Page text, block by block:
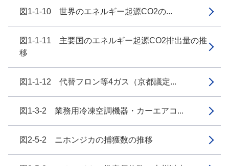
図1-1-10 世界のエネルギー起源CO2の...
図1-1-11 主要国のエネルギー起源CO2排出量の推
移
図1-1-12 代替フロン等4ガス（京都議定...
図1-3-2 業務用冷凍空調機器・カーエアコ...
図2-5-2 ニホンジカの捕獲数の推移